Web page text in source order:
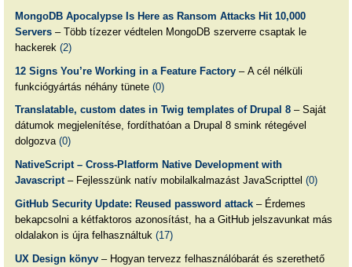
MongoDB Apocalypse Is Here as Ransom Attacks Hit 10,000
Servers– Több tízezer védtelen MongoDB szerverre csaptak le
hackerek (2)
12 Signs You’re Working in a Feature Factory– A cél nélküli
funkciógyártás néhány tünete (0)
Translatable, custom dates in Twig templates of Drupal 8– Saját
dátumok megjelenítése, fordíthatóan a Drupal 8 smink rétegével
dolgozva (0)
NativeScript – Cross-Platform Native Development with
Javascript– Fejlesszünk natív mobilalkalmazást JavaScripttel (0)
GitHub Security Update: Reused password attack– Érdemes
bekapcsolni a kétfaktoros azonosítást, ha a GitHub jelszavunkat más
oldalakon is újra felhasználtuk (17)
UX Design könyv– Hogyan tervezz felhasználóbarát és szerethető